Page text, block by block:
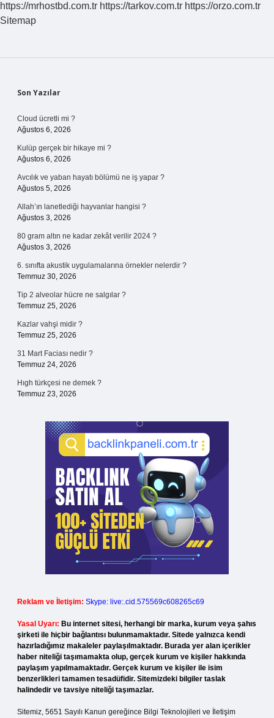
https://mrhostbd.com.tr https://tarkov.com.tr https://orzo.com.tr
Sitemap
Sidebar
Son Yazılar
Cloud ücretli mi ?
Ağustos 6, 2026
Kulüp gerçek bir hikaye mi ?
Ağustos 6, 2026
Avcılık ve yaban hayatı bölümü ne iş yapar ?
Ağustos 5, 2026
Allah’ın lanetlediği hayvanlar hangisi ?
Ağustos 3, 2026
80 gram altın ne kadar zekât verilir 2024 ?
Ağustos 3, 2026
6. sınıfta akustik uygulamalarına örnekler nelerdir ?
Temmuz 30, 2026
Tip 2 alveolar hücre ne salgılar ?
Temmuz 25, 2026
Kazlar vahşi midir ?
Temmuz 25, 2026
31 Mart Faciası nedir ?
Temmuz 24, 2026
Hıgh türkçesi ne demek ?
Temmuz 23, 2026
Reklam ve İletişim: Skype: live:.cid.575569c608265c69
Yasal Uyarı: Bu internet sitesi, herhangi bir marka, kurum veya şahıs
şirketi ile hiçbir bağlantısı bulunmamaktadır. Sitede yalnızca kendi
hazırladığımız makaleler paylaşılmaktadır. Burada yer alan içerikler
haber niteliği taşımamakta olup, gerçek kurum ve kişiler hakkında
paylaşım yapılmamaktadır. Gerçek kurum ve kişiler ile isim
benzerlikleri tamamen tesadüfidir. Sitemizdeki bilgiler taslak
halindedir ve tavsiye niteliği taşımazlar.
Sitemiz, 5651 Sayılı Kanun gereğince Bilgi Teknolojileri ve İletişim